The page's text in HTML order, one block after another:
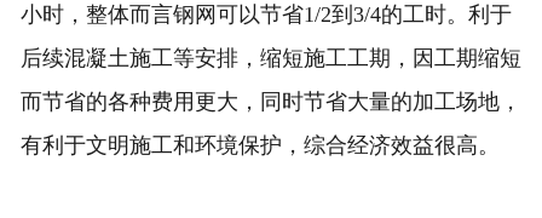
小时，整体而言钢网可以节省1/2到3/4的工时。利于
后续混凝土施工等安排，缩短施工工期，因工期缩短
而节省的各种费用更大，同时节省大量的加工场地，
有利于文明施工和环境保护，综合经济效益很高。